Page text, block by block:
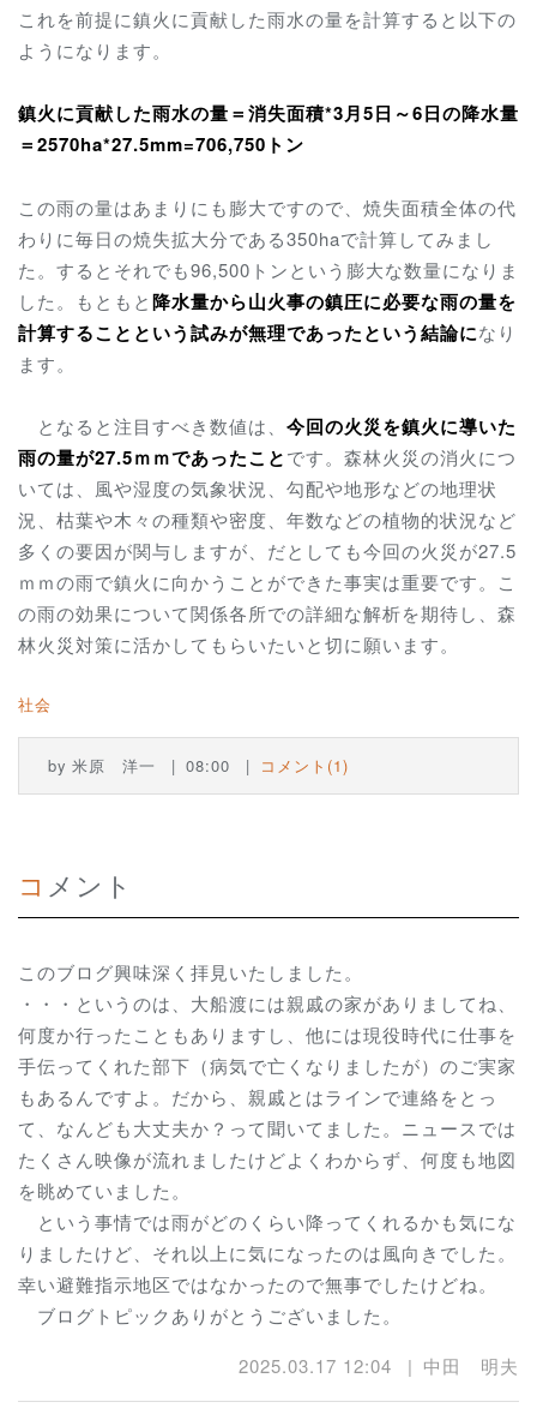
これを前提に鎮火に貢献した雨水の量を計算すると以下の
ようになります。
鎮火に貢献した雨水の量＝消失面積*3月5日～6日の降水量
＝2570ha*27.5mm=706,750トン
この雨の量はあまりにも膨大ですので、焼失面積全体の代
わりに毎日の焼失拡大分である350haで計算してみまし
た。するとそれでも96,500トンという膨大な数量になりま
した。もともと降水量から山火事の鎮圧に必要な雨の量を
計算することという試みが無理であったという結論になり
ます。
となると注目すべき数値は、 今回の火災を鎮火に導いた
雨の量が27.5ｍｍであったことです。森林火災の消火につ
いては、風や湿度の気象状況、勾配や地形などの地理状
況、枯葉や木々の種類や密度、年数などの植物的状況など
多くの要因が関与しますが、だとしても今回の火災が27.5
ｍｍの雨で鎮火に向かうことができた事実は重要です。こ
の雨の効果について関係各所での詳細な解析を期待し、森
林火災対策に活かしてもらいたいと切に願います。
社会
by 米原 洋一 08:00 コメント(1)
コメント
このブログ興味深く拝見いたしました。
・・・というのは、大船渡には親戚の家がありましてね、
何度か行ったこともありますし、他には現役時代に仕事を
手伝ってくれた部下（病気で亡くなりましたが）のご実家
もあるんですよ。だから、親戚とはラインで連絡をとっ
て、なんども大丈夫か？って聞いてました。ニュースでは
たくさん映像が流れましたけどよくわからず、何度も地図
を眺めていました。
という事情では雨がどのくらい降ってくれるかも気にな
りましたけど、それ以上に気になったのは風向きでした。
幸い避難指示地区ではなかったので無事でしたけどね。
ブログトピックありがとうございました。
2025.03.17 12:04
中田 明夫